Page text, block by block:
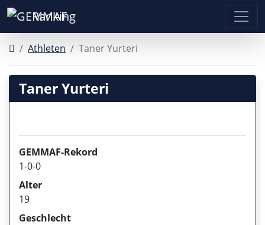
Ranking
Athleten Taner Yurteri
Taner Yurteri
GEMMAF-Rekord
1-0-0
Alter
19
Geschlecht